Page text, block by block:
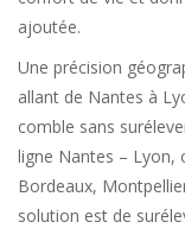
ajoutée.
Une précision
allant de Nantes à
comble sans
ligne Nantes – Lyon,
Bordeaux,
solution est de